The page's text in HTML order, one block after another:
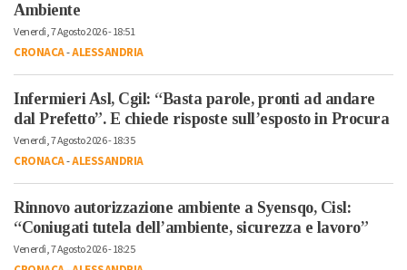
Ambiente
Venerdì, 7 Agosto 2026 - 18:51
CRONACA-ALESSANDRIA
Infermieri Asl, Cgil: “Basta parole, pronti ad andare
dal Prefetto”. E chiede risposte sull’esposto in Procura
Venerdì, 7 Agosto 2026 - 18:35
CRONACA-ALESSANDRIA
Rinnovo autorizzazione ambiente a Syensqo, Cisl:
“Coniugati tutela dell’ambiente, sicurezza e lavoro”
Venerdì, 7 Agosto 2026 - 18:25